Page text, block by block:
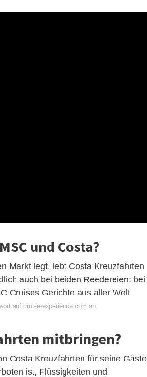
und Costa?
Markt legt, lebt Costa Kreuzfahrten
auch bei beiden Reedereien: bei
Cruises Gerichte aus aller Welt.
auf cruise-experience.com an
mitbringen?
Costa Kreuzfahrten für seine Gäste
ist, Flüssigkeiten und